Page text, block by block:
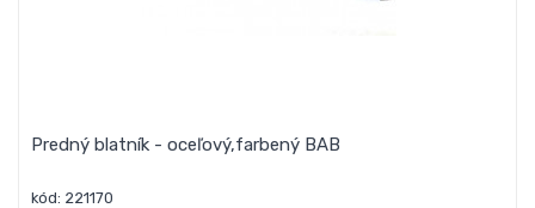
Predný blatník - oceľový,farbený BAB
kód: 221170